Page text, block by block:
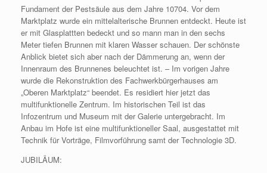
Fundament der Pestsäule aus dem Jahre 10704. Vor dem
Marktplatz wurde ein mittelalterische Brunnen entdeckt. Heute ist
er mit Glasplattten bedeckt und so mann man in den sechs
Meter tiefen Brunnen mit klaren Wasser schauen. Der schönste
Anblick bietet sich aber nach der Dämmerung an, wenn der
Innenraum des Brunnenes beleuchtet ist. – Im vorigen Jahre
wurde die Rekonstruktion des Fachwerkbürgerhauses am
„Oberen Marktplatz“ beendet. Es residiert hier jetzt das
multifunktionelle Zentrum. Im historischen Teil ist das
Infozentrum und Museum mit der Galerie untergebracht. Im
Anbau im Hofe ist eine multifunktioneller Saal, ausgestattet mit
Technik für Vorträge, Filmvorführung samt der Technologie 3D.
JUBILÄUM: